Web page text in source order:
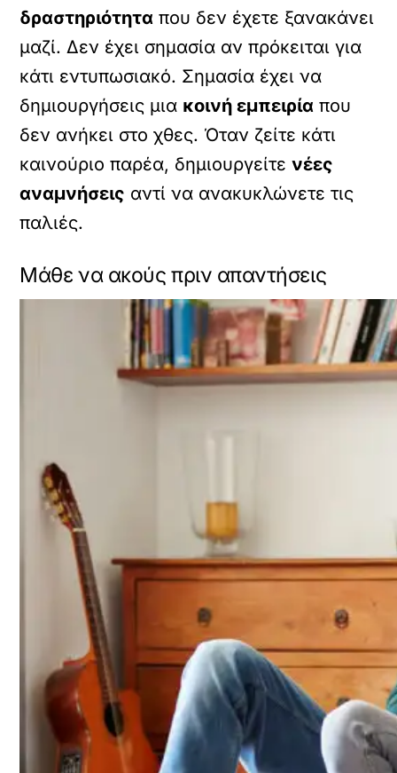
δραστηριότητα που δεν έχετε ξανακάνει
μαζί. Δεν έχει σημασία αν πρόκειται για
κάτι εντυπωσιακό. Σημασία έχει να
δημιουργήσεις μια κοινή εμπειρία που
δεν ανήκει στο χθες. Όταν ζείτε κάτι
καινούριο παρέα, δημιουργείτενέες
αναμνήσεις αντί να ανακυκλώνετε τις
παλιές.
Μάθε να ακούς πριν απαντήσεις